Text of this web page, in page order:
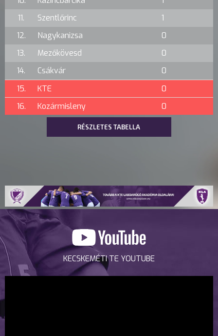
11.
Szentlőrinc
1
12.
Nagykanizsa
0
13.
Mezőkövesd
0
14.
Csákvár
0
15.
KTE
0
16.
Kozármisleny 0
RÉSZLETES TABELLA
KECSKEMÉTI TE YOUTUBE